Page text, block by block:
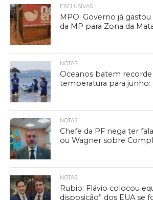
EXCLUSIVAS
MPO: Governo já
da MP para Zona da
NOTAS
Oceanos batem recorde
temperatura para junho:
NOTAS
Chefe da PF nega ter
ou Wagner sobre
NOTAS
Rubio: Flávio colocou
disposição” dos EUA se